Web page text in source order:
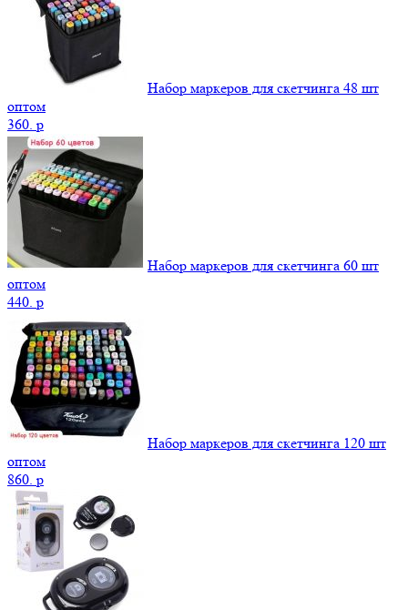
Набор маркеров для скетчинга 48 шт
оптом
360. p
Набор маркеров для скетчинга 60 шт
оптом
440. p
Набор маркеров для скетчинга 120 шт
оптом
860. p